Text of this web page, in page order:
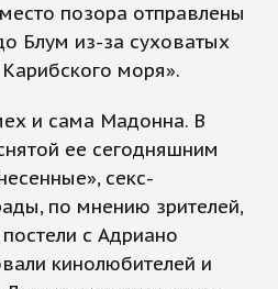
позора отправлены
Блум из-за суховатых
моря».
и сама Мадонна. В
ее сегодняшним
секс-
по мнению зрителей,
с Адриано
кинолюбителей и